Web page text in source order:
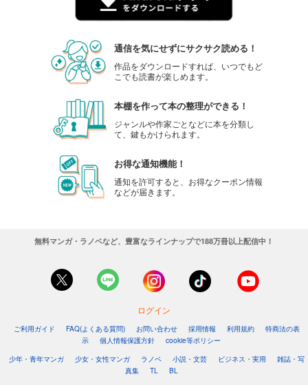
通信を気にせずにサクサク読める！
作品をダウンロードすれば、いつでもど
こでも読書が楽しめます。
本棚を作って本の整理ができる！
ジャンルや作家ごとなどに本を分類し
て、鍵もかけられます。
お得な通知機能！
通知を許可すると、お得なクーポン情報
などが届きます。
無料マンガ・ラノベなど、豊富なラインナップで188万冊以上配信中！
ログイン
ご利用ガイド FAQ(よくある質問) お問い合わせ 採用情報 利用規約
特商法の表
示
個人情報保護方針
cookie等ポリシー
少年・青年マンガ
少女・女性マンガ ラノベ 小説・文芸 ビジネス・実用
雑誌・写
真集
TL BL